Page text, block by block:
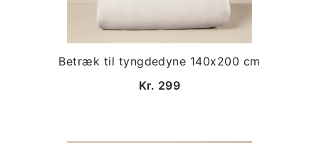
Betræk til tyngdedyne 140x200 cm
Kr. 299